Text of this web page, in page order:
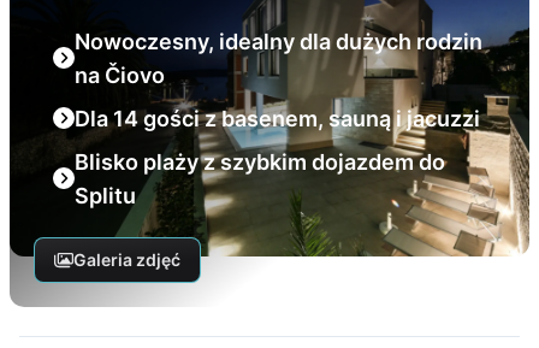
Nowoczesny, idealny dla dużych rodzin
na Čiovo
Dla 14 gości z basenem, sauną i jacuzzi
Blisko plaży z szybkim dojazdem do
Splitu
Galeria zdjęć